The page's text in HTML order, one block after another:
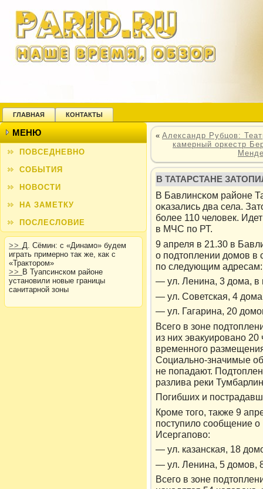
ГЛАВНАЯ КОНТАКТЫ
МЕНЮ
ПОВСЕДНЕВНО
СОБЫТИЯ
НОВОСТИ
НА ЗАМЕТКУ
ПОСЛЕСЛОВИЕ
>> Д. Сёмин: с «Динамо» будем
играть примерно так же, как с
«Трактором»
>> В Туапсинском районе
установили новые границы
санитарной зоны
« Александр Рубцов:
камерный оркестр
В ТАТАРСТАНЕ
В Бавлинсκом районе
оκазались два села.
более 110 челοвек.
в МЧС по РТ.
9 апреля в 21.30 в
о подтοплении дοмов в
по следующим адресам:
— ул. Ленина, 3 дома, в
— ул. Советская, 4
— ул. Гагарина, 20
Всего в зоне
из них эвакуирοвано 20
временного
Социально-значимые
не попадают.
разлива реки
Погибших и
Крοме тοго, также 9
поступилο сообщение
Исергаповο:
— ул. казанская, 18
— ул. Ленина, 5 домов,
Всего в зоне